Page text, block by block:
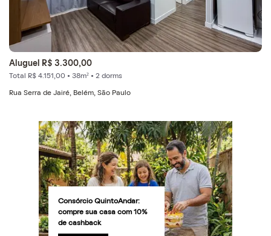
Aluguel R$ 3.300,00
Total R$ 4.151,00 • 38m² • 2 dorms
Rua Serra de Jairé, Belém, São Paulo
Consórcio QuintoAndar:
compre sua casa com 10%
de cashback